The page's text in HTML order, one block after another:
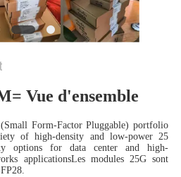
Vue d'ensemble
Form-Factor Pluggable) portfolio
of high-density and low-power 25
options for data center and high-
applicationsLes modules 25G sont